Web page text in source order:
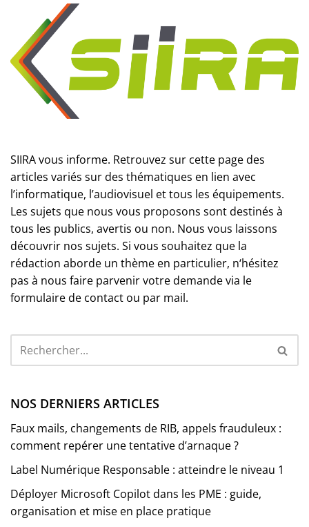
SIIRA vous informe. Retrouvez sur cette page des
articles variés sur des thématiques en lien avec
l’informatique, l’audiovisuel et tous les équipements.
Les sujets que nous vous proposons sont destinés à
tous les publics, avertis ou non. Nous vous laissons
découvrir nos sujets. Si vous souhaitez que la
rédaction aborde un thème en particulier, n‘hésitez
pas à nous faire parvenir votre demande via le
formulaire de contact ou par mail.
NOS DERNIERS ARTICLES
Faux mails, changements de RIB, appels frauduleux :
comment repérer une tentative d’arnaque ?
Label Numérique Responsable : atteindre le niveau 1
Déployer Microsoft Copilot dans les PME : guide,
organisation et mise en place pratique